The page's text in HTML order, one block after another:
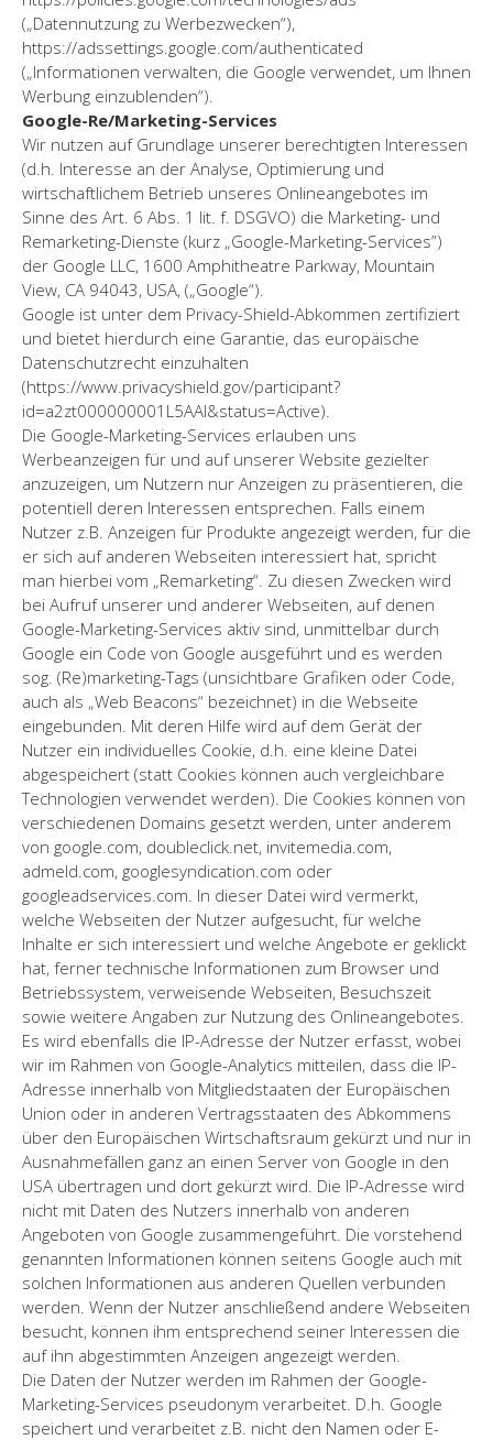
(„Datennutzung zu Werbezwecken“),
https://adssettings.google.com/authenticated
(„Informationen verwalten, die Google verwendet, um Ihnen
Werbung einzublenden“).
Google-Re/Marketing-Services
Wir nutzen auf Grundlage unserer berechtigten Interessen
(d.h. Interesse an der Analyse, Optimierung und
wirtschaftlichem Betrieb unseres Onlineangebotes im
Sinne des Art. 6 Abs. 1 lit. f. DSGVO) die Marketing- und
Remarketing-Dienste (kurz „Google-Marketing-Services”)
der Google LLC, 1600 Amphitheatre Parkway, Mountain
View, CA 94043, USA, („Google“).
Google ist unter dem Privacy-Shield-Abkommen zertifiziert
und bietet hierdurch eine Garantie, das europäische
Datenschutzrecht einzuhalten
(https://www.privacyshield.gov/participant?
id=a2zt000000001L5AAI&status=Active).
Die Google-Marketing-Services erlauben uns
Werbeanzeigen für und auf unserer Website gezielter
anzuzeigen, um Nutzern nur Anzeigen zu präsentieren, die
potentiell deren Interessen entsprechen. Falls einem
Nutzer z.B. Anzeigen für Produkte angezeigt werden, für die
er sich auf anderen Webseiten interessiert hat, spricht
man hierbei vom „Remarketing“. Zu diesen Zwecken wird
bei Aufruf unserer und anderer Webseiten, auf denen
Google-Marketing-Services aktiv sind, unmittelbar durch
Google ein Code von Google ausgeführt und es werden
sog. (Re)marketing-Tags (unsichtbare Grafiken oder Code,
auch als „Web Beacons“ bezeichnet) in die Webseite
eingebunden. Mit deren Hilfe wird auf dem Gerät der
Nutzer ein individuelles Cookie, d.h. eine kleine Datei
abgespeichert (statt Cookies können auch vergleichbare
Technologien verwendet werden). Die Cookies können von
verschiedenen Domains gesetzt werden, unter anderem
von google.com, doubleclick.net, invitemedia.com,
admeld.com, googlesyndication.com oder
googleadservices.com. In dieser Datei wird vermerkt,
welche Webseiten der Nutzer aufgesucht, für welche
Inhalte er sich interessiert und welche Angebote er geklickt
hat, ferner technische Informationen zum Browser und
Betriebssystem, verweisende Webseiten, Besuchszeit
sowie weitere Angaben zur Nutzung des Onlineangebotes.
Es wird ebenfalls die IP-Adresse der Nutzer erfasst, wobei
wir im Rahmen von Google-Analytics mitteilen, dass die IP-
Adresse innerhalb von Mitgliedstaaten der Europäischen
Union oder in anderen Vertragsstaaten des Abkommens
über den Europäischen Wirtschaftsraum gekürzt und nur in
Ausnahmefällen ganz an einen Server von Google in den
USA übertragen und dort gekürzt wird. Die IP-Adresse wird
nicht mit Daten des Nutzers innerhalb von anderen
Angeboten von Google zusammengeführt. Die vorstehend
genannten Informationen können seitens Google auch mit
solchen Informationen aus anderen Quellen verbunden
werden. Wenn der Nutzer anschließend andere Webseiten
besucht, können ihm entsprechend seiner Interessen die
auf ihn abgestimmten Anzeigen angezeigt werden.
Die Daten der Nutzer werden im Rahmen der Google-
Marketing-Services pseudonym verarbeitet. D.h. Google
speichert und verarbeitet z.B. nicht den Namen oder E-